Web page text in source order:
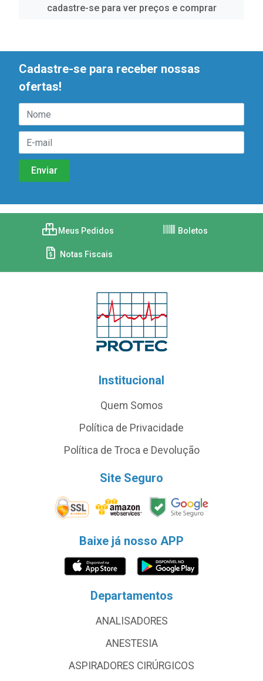
cadastre-se para ver preços e comprar
Cadastre-se para receber nossas
ofertas!
Meus Pedidos Boletos
Notas Fiscais
Institucional
Quem Somos
Política de Privacidade
Política de Troca e Devolução
Site Seguro
Baixe já nosso APP
Departamentos
ANALISADORES
ANESTESIA
ASPIRADORES CIRÚRGICOS